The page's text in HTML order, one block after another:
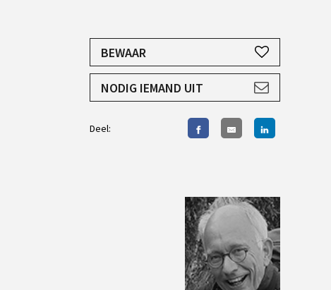
JE HEBT EEN ACCOUNT NODIG
AANMELDEN
BEWAAR
NODIG IEMAND UIT
Deel: